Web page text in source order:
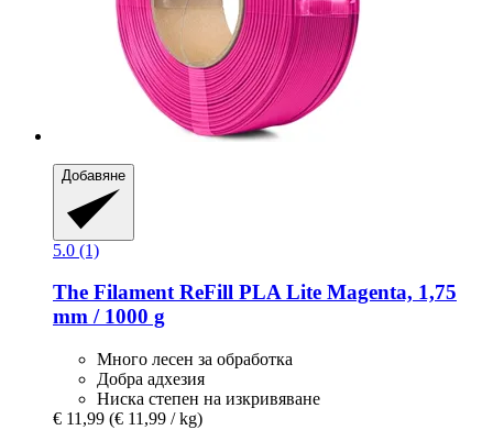
Добавяне
5.0 (1)
The FilamentReFill PLA Lite Magenta, 1,75
mm / 1000 g
Много лесен за обработка
Добра адхезия
Ниска степен на изкривяване
€ 11,99 (€ 11,99 / kg)